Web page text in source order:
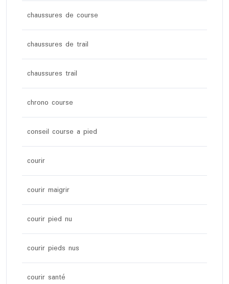
chaussures de course
chaussures de trail
chaussures trail
chrono course
conseil course a pied
courir
courir maigrir
courir pied nu
courir pieds nus
courir santé